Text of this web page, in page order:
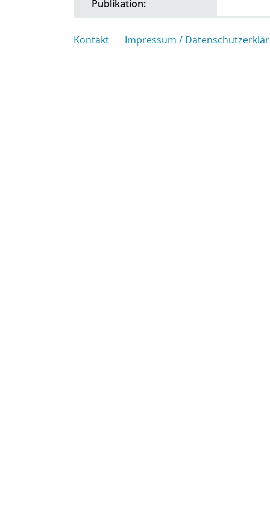
Publikation:
Kontakt Impressum /